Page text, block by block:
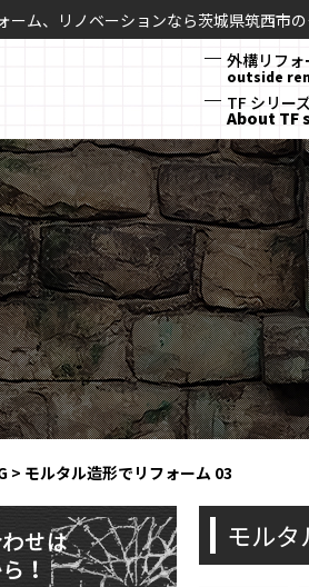
ーム、リノベーションなら茨城県筑西市
外構リフ
outside
TF シリー
About TF
> モルタル造形でリフォーム 03
モルタ